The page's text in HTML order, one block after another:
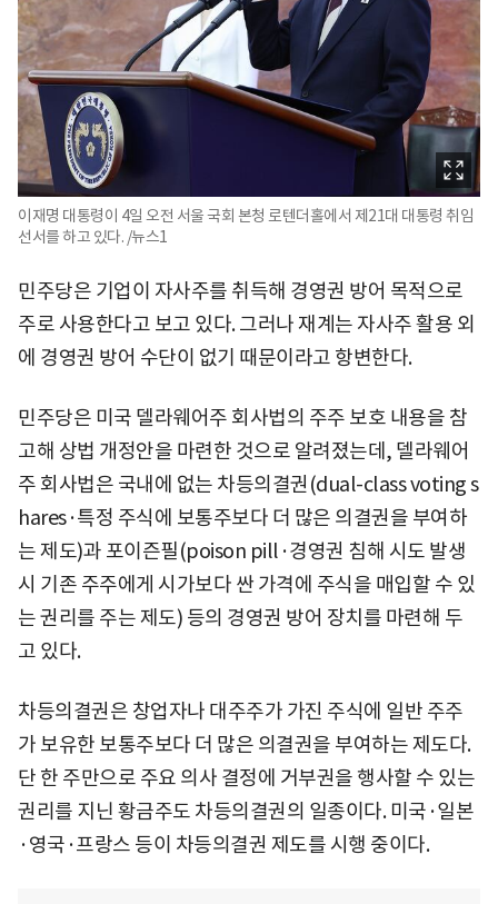
이재명 대통령이 4일 오전 서울 국회 본청 로텐더홀에서 제21대 대통령 취임
선서를 하고 있다. /뉴스1
민주당은 기업이 자사주를 취득해 경영권 방어 목적으로
주로 사용한다고 보고 있다. 그러나 재계는 자사주 활용 외
에 경영권 방어 수단이 없기 때문이라고 항변한다.
민주당은 미국 델라웨어주 회사법의 주주 보호 내용을 참
고해 상법 개정안을 마련한 것으로 알려졌는데, 델라웨어
주 회사법은 국내에 없는 차등의결권(dual-class voting s
hares·특정 주식에 보통주보다 더 많은 의결권을 부여하
는 제도)과 포이즌필(poison pill·경영권 침해 시도 발생
시 기존 주주에게 시가보다 싼 가격에 주식을 매입할 수 있
는 권리를 주는 제도) 등의 경영권 방어 장치를 마련해 두
고 있다.
차등의결권은 창업자나 대주주가 가진 주식에 일반 주주
가 보유한 보통주보다 더 많은 의결권을 부여하는 제도다.
단 한 주만으로 주요 의사 결정에 거부권을 행사할 수 있는
권리를 지닌 황금주도 차등의결권의 일종이다. 미국·일본
·영국·프랑스 등이 차등의결권 제도를 시행 중이다.